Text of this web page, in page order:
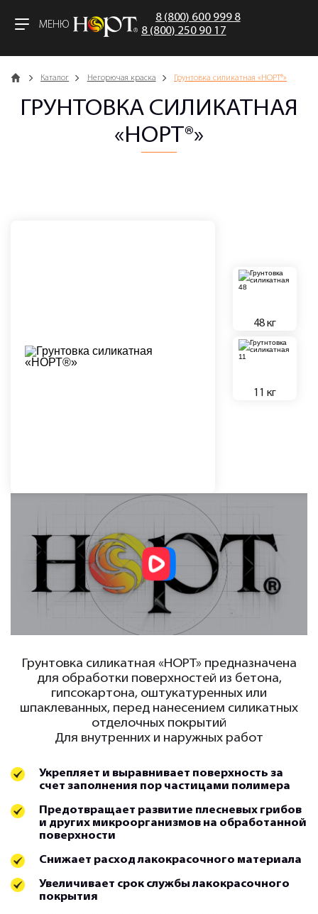
МЕНЮ
8 (800) 600 999 8
8 (800) 250 90 17
Главная Каталог Негорючая краска Грунтовка силикатная «НОРТ®»
ГРУНТОВКА СИЛИКАТНАЯ
«НОРТ®»
11 кг
48 кг
Грунтовка силикатная «НОРТ» предназначена
для обработки поверхностей из бетона,
гипсокартона, оштукатуренных или
шпаклеванных, перед нанесением силикатных
отделочных покрытий
Для внутренних и наружных работ
Укрепляет и выравнивает поверхность за
счет заполнения пор частицами полимера
Предотвращает развитие плесневых грибов
и других микроорганизмов на обработанной
поверхности
Снижает расход лакокрасочного материала
Увеличивает срок службы лакокрасочного
покрытия